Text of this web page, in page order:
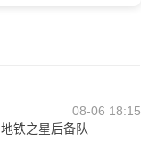
08-06 18:15
地铁之星后备队